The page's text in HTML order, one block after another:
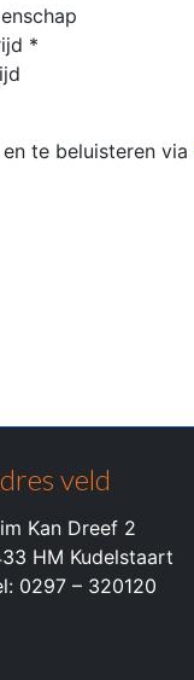
*
en te beluisteren via
veld
Kan Dreef 2
HM Kudelstaart
0297 – 320120